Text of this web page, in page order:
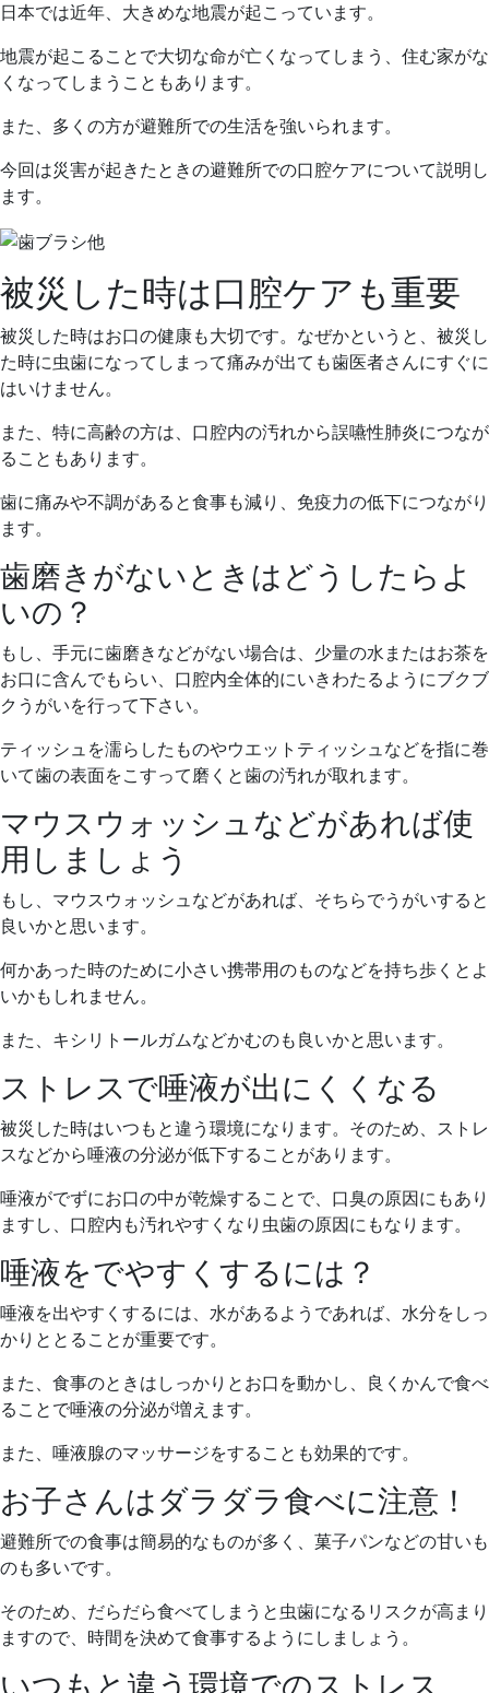
日本では近年、大きめな地震が起こっています。
地震が起こることで大切な命が亡くなってしまう、住む家がな
くなってしまうこともあります。
また、多くの方が避難所での生活を強いられます。
今回は災害が起きたときの避難所での口腔ケアについて説明し
ます。
被災した時は口腔ケアも重要
被災した時はお口の健康も大切です。なぜかというと、被災し
た時に虫歯になってしまって痛みが出ても歯医者さんにすぐに
はいけません。
また、特に高齢の方は、口腔内の汚れから誤嚥性肺炎につなが
ることもあります。
歯に痛みや不調があると食事も減り、免疫力の低下につながり
ます。
歯磨きがないときはどうしたらよ
いの？
もし、手元に歯磨きなどがない場合は、少量の水またはお茶を
お口に含んでもらい、口腔内全体的にいきわたるようにブクブ
クうがいを行って下さい。
ティッシュを濡らしたものやウエットティッシュなどを指に巻
いて歯の表面をこすって磨くと歯の汚れが取れます。
マウスウォッシュなどがあれば使
用しましょう
もし、マウスウォッシュなどがあれば、そちらでうがいすると
良いかと思います。
何かあった時のために小さい携帯用のものなどを持ち歩くとよ
いかもしれません。
また、キシリトールガムなどかむのも良いかと思います。
ストレスで唾液が出にくくなる
被災した時はいつもと違う環境になります。そのため、ストレ
スなどから唾液の分泌が低下することがあります。
唾液がでずにお口の中が乾燥することで、口臭の原因にもあり
ますし、口腔内も汚れやすくなり虫歯の原因にもなります。
唾液をでやすくするには？
唾液を出やすくするには、水があるようであれば、水分をしっ
かりととることが重要です。
また、食事のときはしっかりとお口を動かし、良くかんで食べ
ることで唾液の分泌が増えます。
また、唾液腺のマッサージをすることも効果的です。
お子さんはダラダラ食べに注意！
避難所での食事は簡易的なものが多く、菓子パンなどの甘いも
のも多いです。
そのため、だらだら食べてしまうと虫歯になるリスクが高まり
ますので、時間を決めて食事するようにしましょう。
いつもと違う環境でのストレス